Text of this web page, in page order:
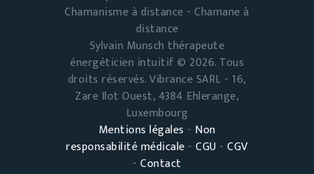
Chamanisme à distance - Chamane à
distance
Sylvain Munsch thérapeute
énergéticien intuitif © 2026. Tous
droits réservés. Vibrance SARL - 16,
Zare Ilot Ouest, 4384 Ehlerange,
Luxembourg
Mentions légales - Non
responsabilité médicale -CGU -CGV
-Contact